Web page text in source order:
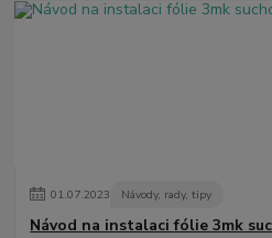
01.07.2023 Návody, rady, tipy
Návod na instalaci fólie 3mk